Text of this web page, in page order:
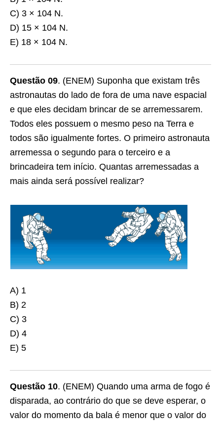
C) 3 × 104 N.
D) 15 × 104 N.
E) 18 × 104 N.
Questão 09. (ENEM) Suponha que existam três
astronautas do lado de fora de uma nave espacial
e que eles decidam brincar de se arremessarem.
Todos eles possuem o mesmo peso na Terra e
todos são igualmente fortes. O primeiro astronauta
arremessa o segundo para o terceiro e a
brincadeira tem início. Quantas arremessadas a
mais ainda será possível realizar?
A) 1
B) 2
C) 3
D) 4
E) 5
Questão 10. (ENEM) Quando uma arma de fogo é
disparada, ao contrário do que se deve esperar, o
valor do momento da bala é menor que o valor do